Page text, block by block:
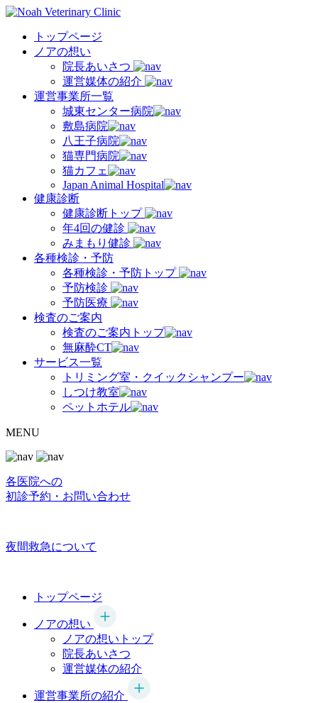
トップページ
ノアの想い
院長あいさつ
運営媒体の紹介
運営事業所一覧
城東センター病院
敷島病院
八王子病院
猫専門病院
猫カフェ
Japan Animal Hospital
健康診断
健康診断トップ
年4回の健診
みまもり健診
各種検診・予防
各種検診・予防トップ
予防検診
予防医療
検査のご案内
検査のご案内トップ
無麻酔CT
サービス一覧
トリミング室・クイックシャンプー
しつけ教室
ペットホテル
MENU
各医院への
初診予約・お問い合わせ
夜間救急について
トップページ
ノアの想い
ノアの想いトップ
院長あいさつ
運営媒体の紹介
運営事業所の紹介